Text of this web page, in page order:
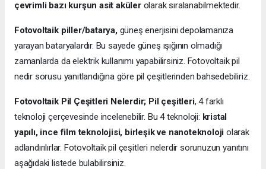
çevrimli bazı kurşun asit akülerolarak sıralanabilmektedir.
Fotovoltaik piller/batarya,güneş enerjisini depolamanıza
yarayan bataryalardır. Bu sayede güneş ışığının olmadığı
zamanlarda da elektrik kullanımı yapabilirsiniz. Fotovoltaik pil
nedir sorusu yanıtlandığına göre pil çeşitlerinden bahsedebiliriz.
Fotovoltaik Pil Çeşitleri Nelerdir; Pil çeşitleri, 4 farklı
teknoloji çerçevesinde incelenebilir. Bu 4 teknoloji: kristal
yapılı, ince film teknolojisi, birleşik ve nanoteknoloji olarak
adlandırılırlar. Fotovoltaik pil çeşitleri nelerdir sorunuzun yanıtını
aşağıdaki listede bulabilirsiniz.